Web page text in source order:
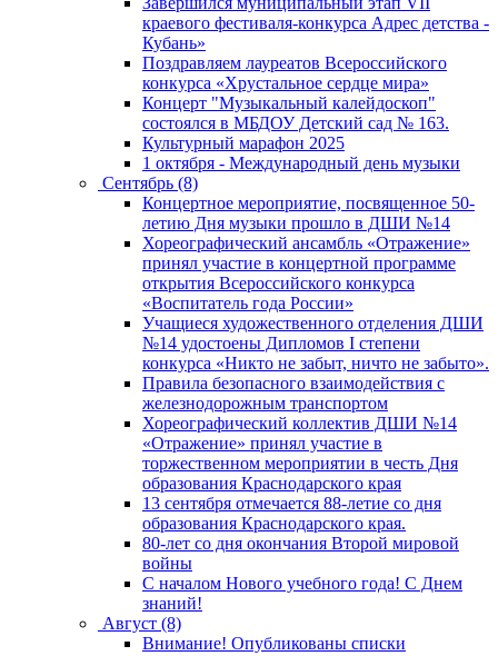
краевого фестиваля-конкурса Адрес детства -
Кубань»
Поздравляем лауреатов Всероссийского
конкурса «Хрустальное сердце мира»
Концерт "Музыкальный калейдоскоп"
состоялся в МБДОУ Детский сад № 163.
Культурный марафон 2025
1 октября - Международный день музыки
Сентябрь (8)
Концертное мероприятие, посвященное 50-
летию Дня музыки прошло в ДШИ №14
Хореографический ансамбль «Отражение»
принял участие в концертной программе
открытия Всероссийского конкурса
«Воспитатель года России»
Учащиеся художественного отделения ДШИ
№14 удостоены Дипломов I степени
конкурса «Никто не забыт, ничто не забыто».
Правила безопасного взаимодействия с
железнодорожным транспортом
Хореографический коллектив ДШИ №14
«Отражение» принял участие в
торжественном мероприятии в честь Дня
образования Краснодарского края
13 сентября отмечается 88-летие со дня
образования Краснодарского края.
80-лет со дня окончания Второй мировой
войны
С началом Нового учебного года! С Днем
знаний!
Август (8)
Внимание! Опубликованы списки